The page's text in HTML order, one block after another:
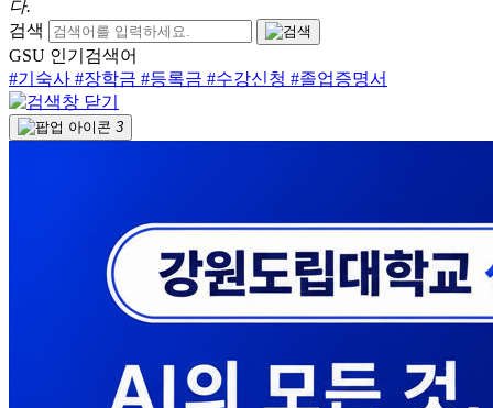
다.
검색
GSU 인기검색어
#기숙사 #장학금 #등록금 #수강신청 #졸업증명서
3